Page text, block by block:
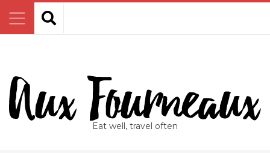
Eat well, travel often